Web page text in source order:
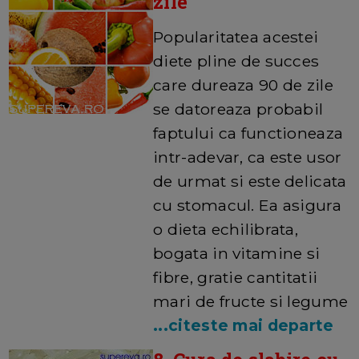
Popularitatea acestei
diete pline de succes
care dureaza 90 de zile
se datoreaza probabil
faptului ca functioneaza
intr-adevar, ca este usor
de urmat si este delicata
cu stomacul. Ea asigura
o dieta echilibrata,
bogata in vitamine si
fibre, gratie cantitatii
mari de fructe si legume
...citeste mai departe